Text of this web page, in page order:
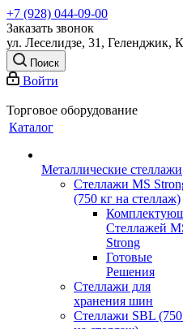
+7 (928) 044-09-00
Заказать звонок
ул. Леселидзе, 31, Геленджик,
Поиск
Войти
Торговое оборудование
Каталог
Металлические стеллажи
Стеллажи MS
(750 кг на стеллаж)
Стеллажей
Strong
Готовые
Решения
Стеллажи для
хранения шин
Стеллажи SBL